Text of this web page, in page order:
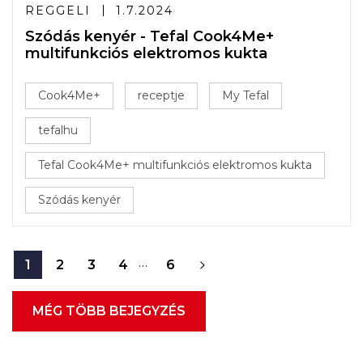
REGGELI 1.7.2024
Szódás kenyér - Tefal Cook4Me+
multifunkciós elektromos kukta
Cook4Me+ receptje My Tefal
tefalhu
Tefal Cook4Me+ multifunkciós elektromos kukta
Szódás kenyér
1 2 3 4 … 6
MÉG TÖBB BEJEGYZÉS